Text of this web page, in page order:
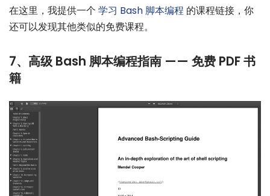
在这里，我提供一个 学习 Bash 脚本编程 的课程链接，你
还可以发现其他类似的免费课程。
7、高级 Bash 脚本编程指南 —— 免费 PDF 书
籍